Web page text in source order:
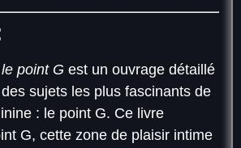
point G est un ouvrage détaillé
sujets les plus fascinants de
: le point G. Ce livre
G, cette zone de plaisir intime